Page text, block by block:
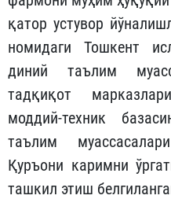
қатор устувор
номидаги Тошкент
диний таълим
тадқиқот
моддий-техник
таълим
Қуръони каримни
ташкил этиш